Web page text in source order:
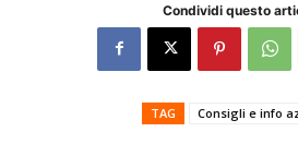
Condividi questo
TAG Consigli e info